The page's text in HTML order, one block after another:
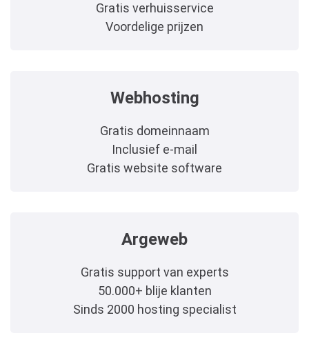
Gratis verhuisservice
Voordelige prijzen
Webhosting
Gratis domeinnaam
Inclusief e-mail
Gratis website software
Argeweb
Gratis support van experts
50.000+ blije klanten
Sinds 2000 hosting specialist